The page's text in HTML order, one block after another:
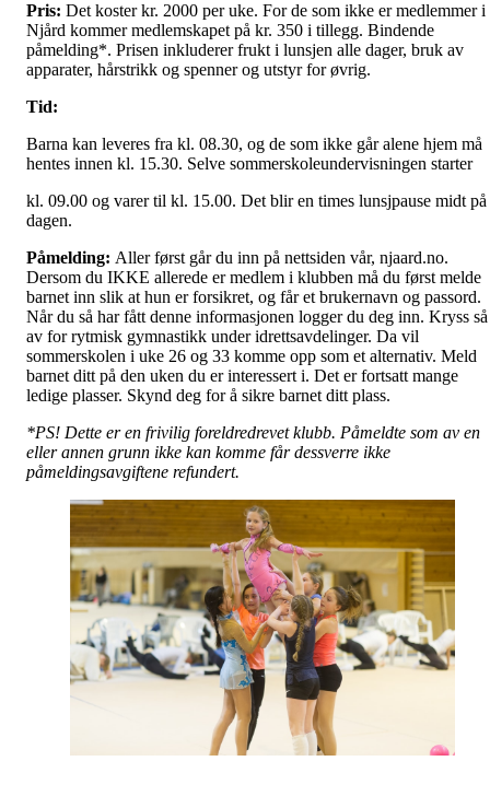
Pris: Det koster kr. 2000 per uke. For de som ikke er medlemmer i
Njård kommer medlemskapet på kr. 350 i tillegg. Bindende
påmelding*. Prisen inkluderer frukt i lunsjen alle dager, bruk av
apparater, hårstrikk og spenner og utstyr for øvrig.
Tid:
Barna kan leveres fra kl. 08.30, og de som ikke går alene hjem må
hentes innen kl. 15.30. Selve sommerskoleundervisningen starter
kl. 09.00 og varer til kl. 15.00. Det blir en times lunsjpause midt på
dagen.
Påmelding: Aller først går du inn på nettsiden vår, njaard.no.
Dersom du IKKE allerede er medlem i klubben må du først melde
barnet inn slik at hun er forsikret, og får et brukernavn og passord.
Når du så har fått denne informasjonen logger du deg inn. Kryss så
av for rytmisk gymnastikk under idrettsavdelinger. Da vil
sommerskolen i uke 26 og 33 komme opp som et alternativ. Meld
barnet ditt på den uken du er interessert i. Det er fortsatt mange
ledige plasser. Skynd deg for å sikre barnet ditt plass.
*PS! Dette er en frivilig foreldredrevet klubb. Påmeldte som av en
eller annen grunn ikke kan komme får dessverre ikke
påmeldingsavgiftene refundert.